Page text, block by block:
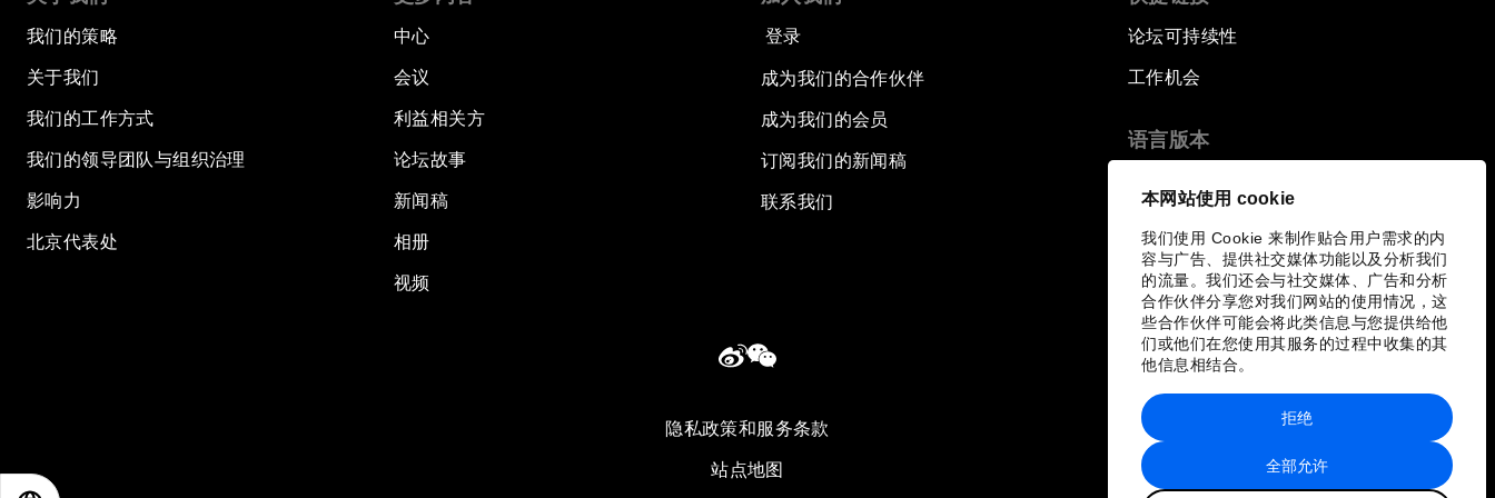
本网站使用 cookie
我们使用 Cookie 来制作贴合用户需求的内
容与广告、提供社交媒体功能以及分析我们
的流量。我们还会与社交媒体、广告和分析
合作伙伴分享您对我们网站的使用情况，这
些合作伙伴可能会将此类信息与您提供给他
们或他们在您使用其服务的过程中收集的其
他信息相结合。
全部允许
拒绝
我们的策略
关于我们
我们的工作方式
我们的领导团队与组织治理
影响力
北京代表处
中心
会议
利益相关方
论坛故事
新闻稿
相册
视频
登录
成为我们的合作伙伴
成为我们的会员
订阅我们的新闻稿
联系我们
论坛可持续性
工作机会
语言版本
隐私政策和服务条款
站点地图